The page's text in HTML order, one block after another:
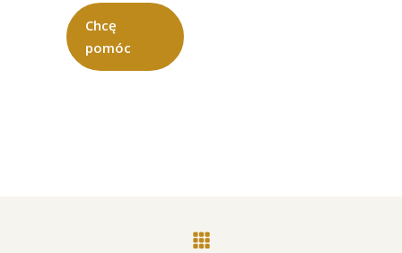
Chcę
pomóc